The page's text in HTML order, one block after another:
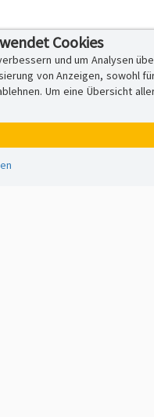
Cookies
und um Analysen
von Anzeigen, sowohl
Um eine Übersicht